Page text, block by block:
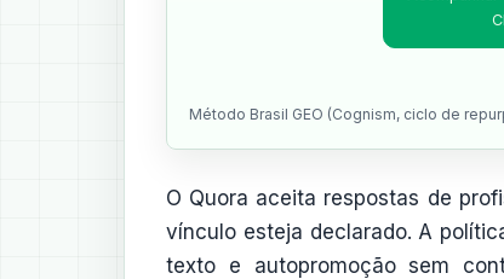
Método Brasil GEO (Cognism, ciclo de
O Quora aceita respostas de
vínculo esteja declarado. A
texto e autopromoção sem